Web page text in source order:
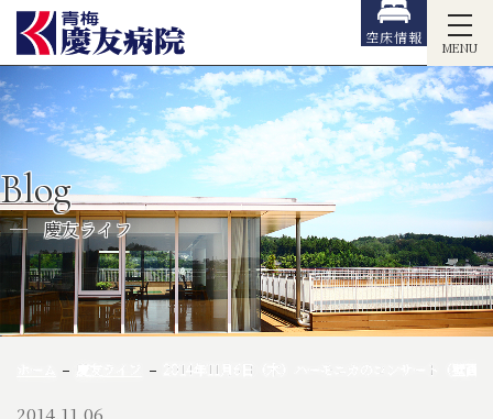
MENU
空床情報
Blog
慶友ライフ
2014年11月6日（木）ハーモニカのコンサート（壁画
2014.11.06